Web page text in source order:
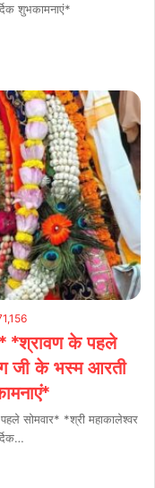
शुभकामनाएं*
*श्रावण के पहले
जी के भस्म आरती
*श्री महाकालेश्वर